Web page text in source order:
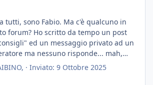
tutti, sono Fabio. Ma c'è qualcuno in
forum? Ho scritto da tempo un post
ed un messaggio privato ad un
ma nessuno risponde... mah,
speravo in un consiglio...
, · Inviato: 9 Ottobre 2025